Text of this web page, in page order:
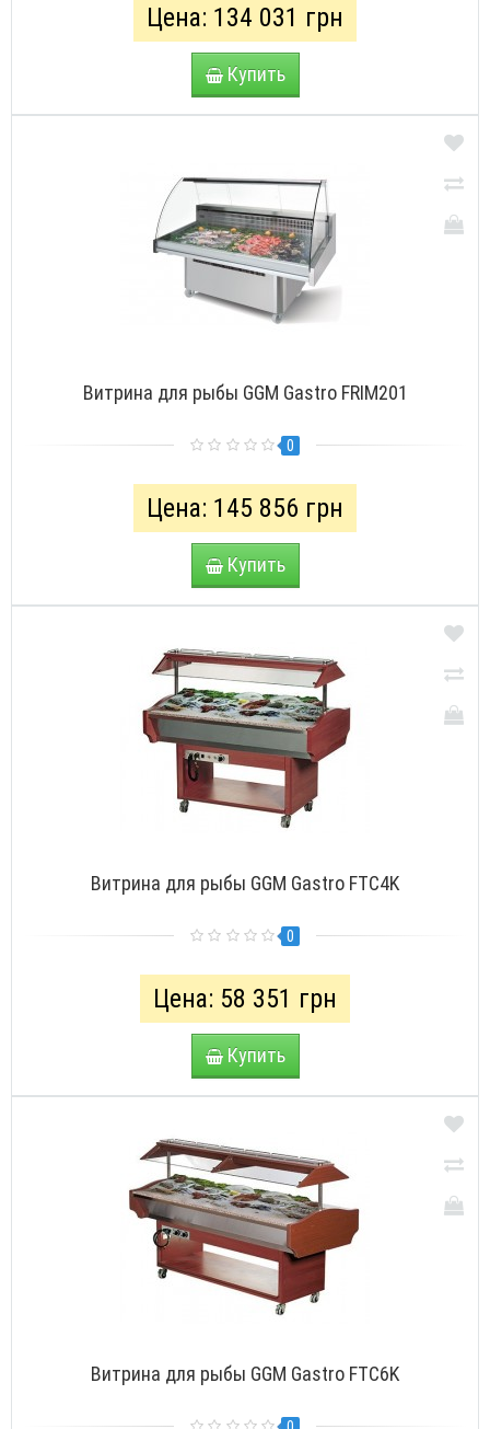
Цена: 134 031 грн
Купить
Витрина для рыбы GGM Gastro FRIM201
0
Цена: 145 856 грн
Купить
Витрина для рыбы GGM Gastro FTC4K
0
Цена: 58 351 грн
Купить
Витрина для рыбы GGM Gastro FTC6K